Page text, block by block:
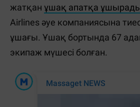
жатқан ұшақ апатқа
Airlines әуе компаниясына
ұшағы. Ұшақ бортында 67
экипаж мүшесі болған.